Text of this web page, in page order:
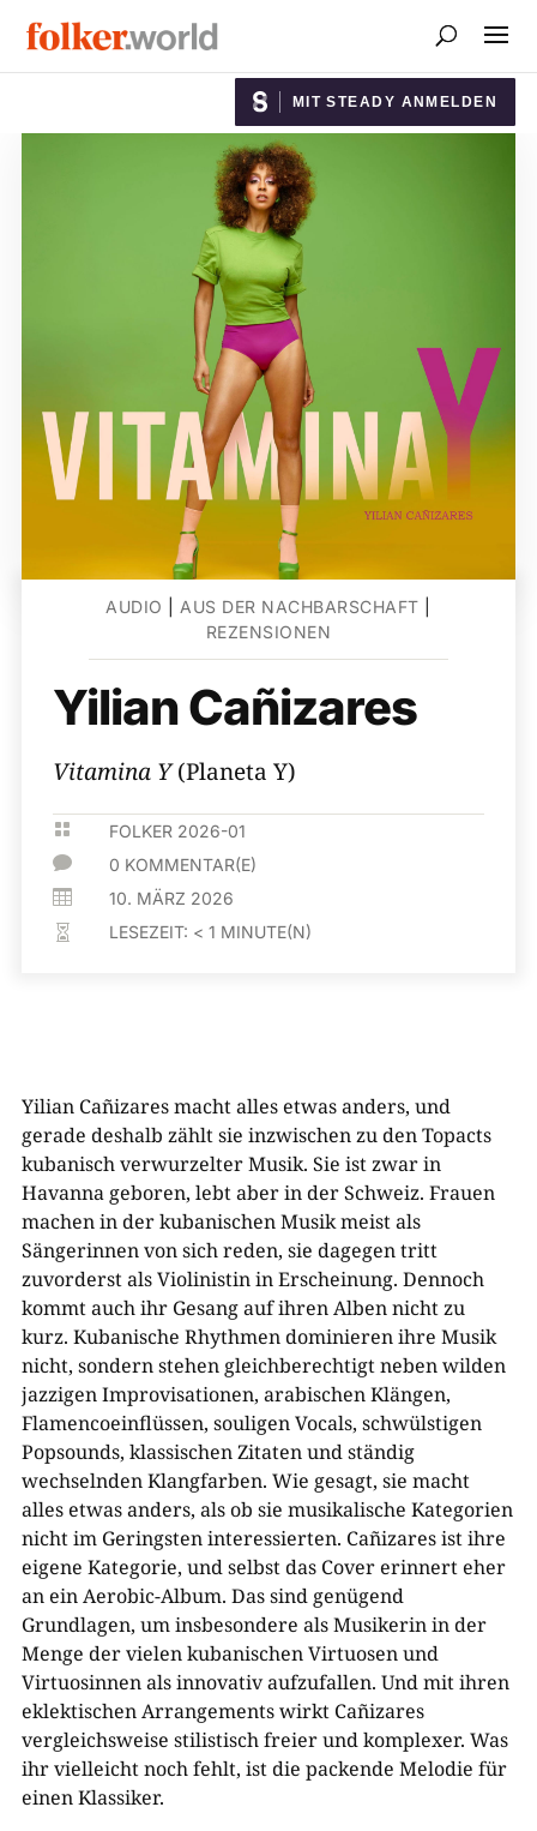
MIT STEADY ANMELDEN
AUDIO AUS DER NACHBARSCHAFT
REZENSIONEN
Yilian Cañizares
Vitamina Y(Planeta Y)
 FOLKER 2026-01
 0 KOMMENTAR(E)
 10. MÄRZ 2026
 LESEZEIT: < 1 MINUTE(N)
Yilian Cañizares macht alles etwas anders, und
gerade deshalb zählt sie inzwischen zu den Topacts
kubanisch verwurzelter Musik. Sie ist zwar in
Havanna geboren, lebt aber in der Schweiz. Frauen
machen in der kubanischen Musik meist als
Sängerinnen von sich reden, sie dagegen tritt
zuvorderst als Violinistin in Erscheinung. Dennoch
kommt auch ihr Gesang auf ihren Alben nicht zu
kurz. Kubanische Rhythmen dominieren ihre Musik
nicht, sondern stehen gleichberechtigt neben wilden
jazzigen Improvisationen, arabischen Klängen,
Flamencoeinflüssen, souligen Vocals, schwülstigen
Popsounds, klassischen Zitaten und ständig
wechselnden Klangfarben. Wie gesagt, sie macht
alles etwas anders, als ob sie musikalische Kategorien
nicht im Geringsten interessierten. Cañizares ist ihre
eigene Kategorie, und selbst das Cover erinnert eher
an ein Aerobic-Album. Das sind genügend
Grundlagen, um insbesondere als Musikerin in der
Menge der vielen kubanischen Virtuosen und
Virtuosinnen als innovativ aufzufallen. Und mit ihren
eklektischen Arrangements wirkt Cañizares
vergleichsweise stilistisch freier und komplexer. Was
ihr vielleicht noch fehlt, ist die packende Melodie für
einen Klassiker.